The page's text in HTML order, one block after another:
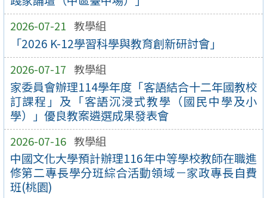
2026-07-21 教學組
「2026 K-12學習科學與教育創新研討會」
2026-07-17 教學組
家委員會辦理114學年度「客語結合十二年國教校
訂課程」及「客語沉浸式教學（國民中學及小
學）」優良教案遴選成果發表會
2026-07-16 教學組
中國文化大學預計辦理116年中等學校教師在職進
修第二專長學分班綜合活動領域－家政專長自費
班(桃園)